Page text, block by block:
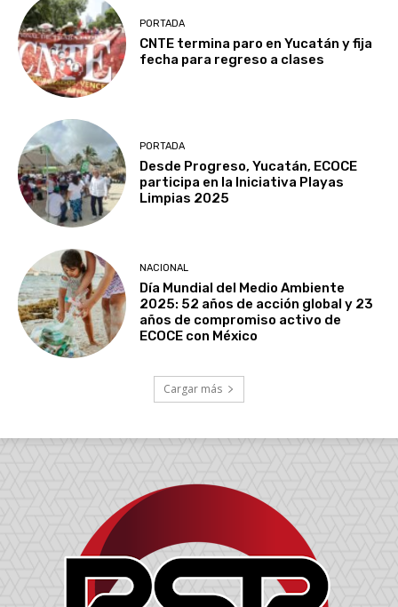
PORTADA
CNTE termina paro en Yucatán y fija
fecha para regreso a clases
PORTADA
Desde Progreso, Yucatán, ECOCE
participa en la Iniciativa Playas
Limpias 2025
NACIONAL
Día Mundial del Medio Ambiente
2025: 52 años de acción global y 23
años de compromiso activo de
ECOCE con México
Cargar más